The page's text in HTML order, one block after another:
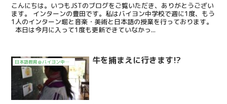
こんにちは。いつもJSTのブログをご覧いただき、ありがとうござい
ます。 インターンの豊田です。私はバイヨン中学校で週に1度、もう
1人のインターン堀と音楽・美術と日本語の授業を行っております。
本日は今月に入って1度も更新できていなかっ...
日本語教育＠バイヨン中学校2017～ 牛を捕まえに行きます!?